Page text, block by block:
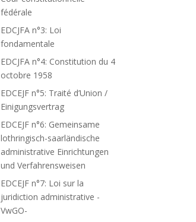
fédérale
EDCJFA n°3: Loi
fondamentale
EDCJFA n°4: Constitution du 4
octobre 1958
EDCEJF n°5: Traité d’Union /
Einigungsvertrag
EDCEJF n°6: Gemeinsame
lothringisch-saarländische
administrative Einrichtungen
und Verfahrensweisen
EDCEJF n°7: Loi sur la
juridiction administrative -
VwGO-